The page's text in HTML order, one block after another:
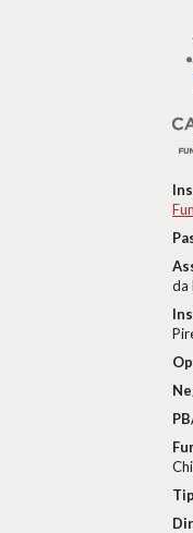
da